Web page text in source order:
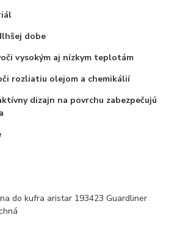
dobe
vysokým aj nízkym teplotám
rozliatiu olejom a chemikálií
dizajn na povrchu zabezpečujú